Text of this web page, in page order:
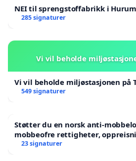
NEI til sprengstoffabrikk i
285 signaturer
Vi vil beholde
Vi vil beholde miljøstasjonen på
549 signaturer
Støtter du en norsk anti-
mobbeofre rettigheter,
23 signaturer